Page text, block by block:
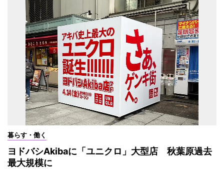
暮らす・働く
ヨドバシAkibaに「ユニクロ」大型店 秋葉原過去
最大規模に